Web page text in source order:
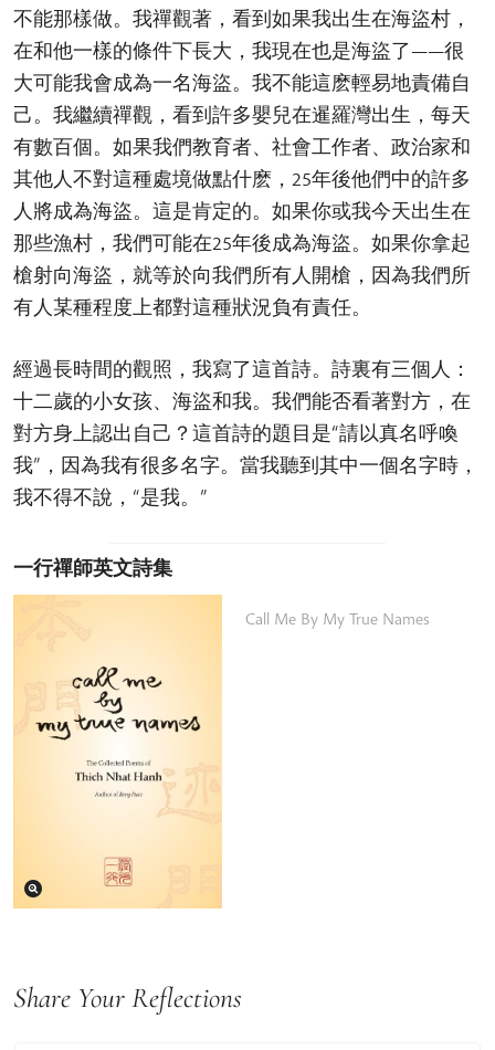
不能那樣做。我禪觀著，看到如果我出生在海盜村，
在和他一樣的條件下長大，我現在也是海盜了——很
大可能我會成為一名海盜。我不能這麽輕易地責備自
己。我繼續禪觀，看到許多嬰兒在暹羅灣出生，每天
有數百個。如果我們教育者、社會工作者、政治家和
其他人不對這種處境做點什麽，25年後他們中的許多
人將成為海盜。這是肯定的。如果你或我今天出生在
那些漁村，我們可能在25年後成為海盜。如果你拿起
槍射向海盜，就等於向我們所有人開槍，因為我們所
有人某種程度上都對這種狀況負有責任。
經過長時間的觀照，我寫了這首詩。詩裏有三個人：
十二歲的小女孩、海盜和我。我們能否看著對方，在
對方身上認出自己？這首詩的題目是“請以真名呼喚
我”，因為我有很多名字。當我聽到其中一個名字時，
我不得不說，“是我。”
一行禪師英文詩集
Call Me By My True Names
Share Your Reflections